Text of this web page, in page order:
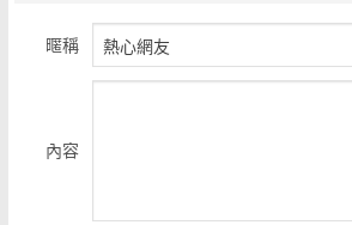
暱稱
內容